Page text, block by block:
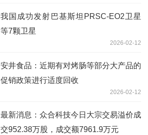
我国成功发射巴基斯坦PRSC-EO2卫星
等7颗卫星
2026-02-12
安井食品：近期有对烤肠等部分大产品的
促销政策进行适度回收
2026-02-12
最新消息：众合科技今日大宗交易溢价成
交952.38万股，成交额7961.9万元